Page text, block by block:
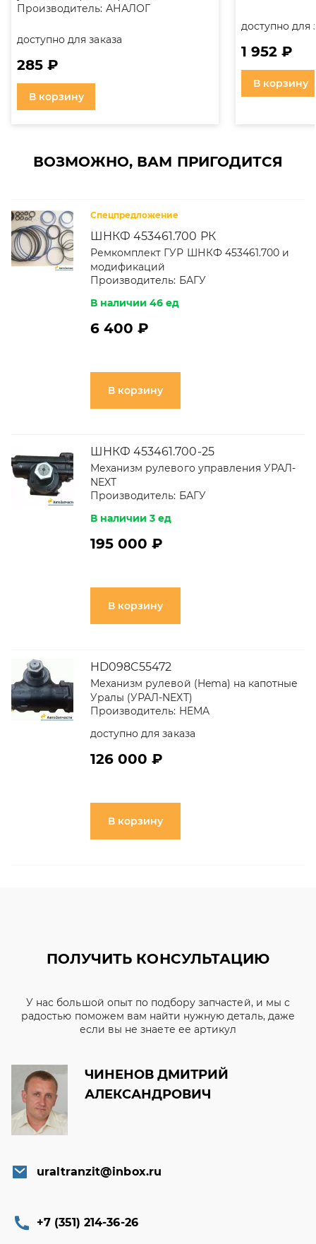
Производитель: АНАЛОГ
доступно для заказа
285 ₽
В корзину
доступно для
1 952 ₽
В корзину
ВОЗМОЖНО, ВАМ ПРИГОДИТСЯ
Спецпредложение
ШНКФ 453461.700 РК
Ремкомплект ГУР ШНКФ 453461.700 и
модификаций
Производитель: БАГУ
В наличии 46 ед
6 400 ₽
В корзину
ШНКФ 453461.700-25
Механизм рулевого управления УРАЛ-
NEXT
Производитель: БАГУ
В наличии 3 ед
195 000 ₽
В корзину
HD098C55472
Механизм рулевой (Hema) на капотные
Уралы (УРАЛ-NEXT)
Производитель: HEMA
доступно для заказа
126 000 ₽
В корзину
ПОЛУЧИТЬ КОНСУЛЬТАЦИЮ
У нас большой опыт по подбору запчастей, и мы с
радостью поможем вам найти нужную деталь, даже
если вы не знаете ее артикул
ЧИНЕНОВ ДМИТРИЙ
АЛЕКСАНДРОВИЧ
uraltranzit@inbox.ru
+7 (351) 214-36-26